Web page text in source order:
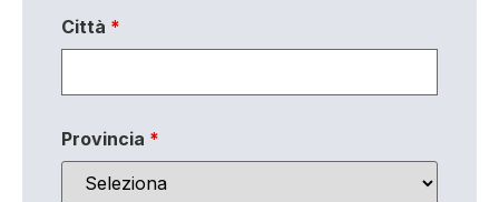
Città *
Provincia *